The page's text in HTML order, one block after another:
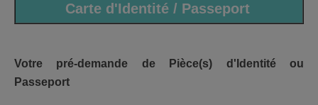
Carte d'Identité / Passeport
Votre pré-demande de Pièce(s) d'Identité ou
Passeport